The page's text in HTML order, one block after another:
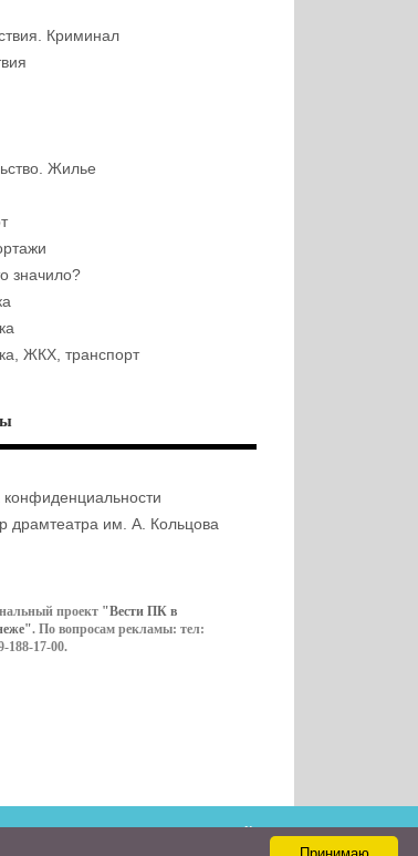
Криминал
Жилье
значило?
ЖКХ, транспорт
конфиденциальности
драмтеатра им. А. Кольцова
проект "Вести ПК в
. По вопросам рекламы: тел:
188-17-00.
Контакты